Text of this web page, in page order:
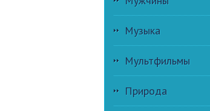
Музыка
Мультфильмы
Природа